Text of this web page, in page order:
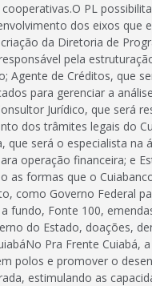
PL
dos eixos que
da Diretoria de
pela
Agente de Créditos, que
para gerenciar a
Jurídico, que será
dos trâmites legais do
que será o especialista na
operação financeira; e
as formas que o
como Governo Federal
fundo, Fonte 100,
do Estado, doações,
Pra Frente Cuiabá,
polos e promover o
estimulando as